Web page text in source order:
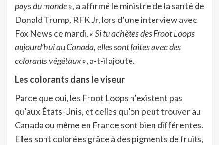
pays du monde », a affirmé le ministre de la santé de
Donald Trump, RFK Jr, lors d’une interview avec
Fox News ce mardi. « Si tu achètes des Froot Loops
aujourd’hui au Canada, elles sont faites avec des
colorants végétaux », a-t-il ajouté.
Les colorants dans le viseur
Parce que oui, les Froot Loops n’existent pas
qu’aux États-Unis, et celles qu’on peut trouver au
Canada ou même en France sont bien différentes.
Elles sont colorées grâce à des pigments de fruits,